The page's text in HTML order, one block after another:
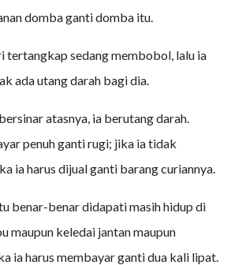
domba ganti domba itu.
tertangkap sedang membobol, lalu ia
ada utang darah bagi dia.
atasnya, ia berutang darah.
penuh ganti rugi; jika ia tidak
ia harus dijual ganti barang curiannya.
benar-benar didapati masih hidup di
maupun keledai jantan maupun
ia harus membayar ganti dua kali lipat.